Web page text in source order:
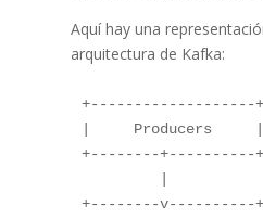
Aquí hay una
arquitectura de Kafka:
+-------------------+
|     Producers     |
+--------+----------+
+--------v----------+